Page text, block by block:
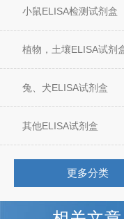
小鼠ELISA检测试剂盒
植物，土壤ELISA试剂
兔、犬ELISA试剂盒
其他ELISA试剂盒
更多分类